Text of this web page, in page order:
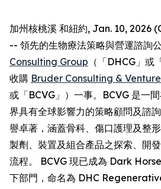
加州核桃溪 和紐約, Jan. 10, 2026
-- 領先的生物療法策略與營運諮詢
Consulting Group （「DHCG」
收購 Bruder Consulting &
或「BCVG」）一事。BCVG 是一
界具有全球影響力的策略顧問及諮
譽卓著，涵蓋骨科、傷口護理及整
製劑、裝置及組合產品之探索、開
流程。 BCVG 現已成為 Dark
下部門，命名為 DHC